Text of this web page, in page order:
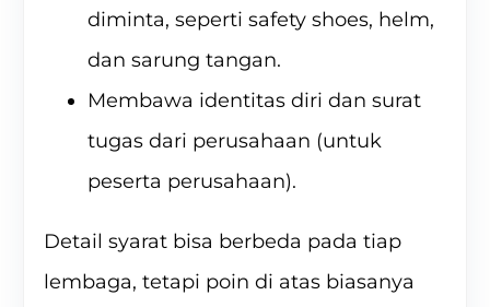
diminta, seperti safety shoes, helm,
dan sarung tangan.
Membawa identitas diri dan surat
tugas dari perusahaan (untuk
peserta perusahaan).
Detail syarat bisa berbeda pada tiap
lembaga, tetapi poin di atas biasanya